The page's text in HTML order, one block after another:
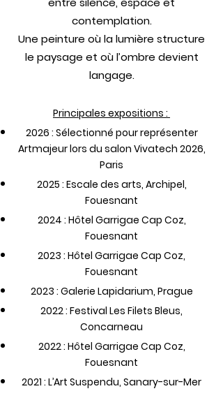
contemplation.
Une peinture où la lumière structure
le paysage et où l’ombre devient
langage.
Principales expositions :
2026 : Sélectionné pour représenter
Artmajeur lors du salon Vivatech 2026,
Paris
2025 : Escale des arts, Archipel,
Fouesnant
2024 : Hôtel Garrigae Cap Coz,
Fouesnant
2023 : Hôtel Garrigae Cap Coz,
Fouesnant
2023 : Galerie Lapidarium, Prague
2022 : Festival Les Filets Bleus,
Concarneau
2022 : Hôtel Garrigae Cap Coz,
Fouesnant
2021 : L’Art Suspendu, Sanary-sur-Mer